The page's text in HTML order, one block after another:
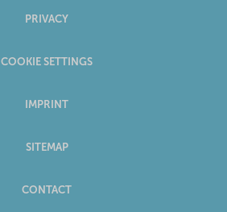
PRIVACY
COOKIE SETTINGS
IMPRINT
SITEMAP
CONTACT